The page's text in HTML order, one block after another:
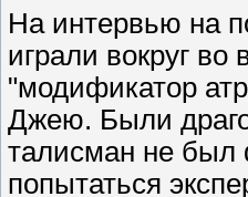
На интервью на
играли вокруг
"модификатор
Джею. Были
талисман не был
попытаться